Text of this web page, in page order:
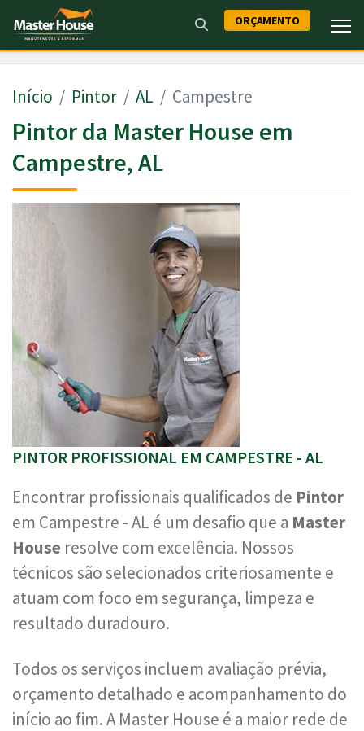
ORÇAMENTO
Início Pintor AL Campestre
Pintor da Master House em
Campestre, AL
PINTOR PROFISSIONAL EM CAMPESTRE - AL
Encontrar profissionais qualificados de Pintor
em Campestre - AL é um desafio que a Master
House resolve com excelência. Nossos
técnicos são selecionados criteriosamente e
atuam com foco em segurança, limpeza e
resultado duradouro.
Todos os serviços incluem avaliação prévia,
orçamento detalhado e acompanhamento do
início ao fim. A Master House é a maior rede de